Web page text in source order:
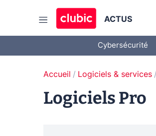
ACTUS
Cybersécurité
Accueil Logiciels & services
Logiciels Pro